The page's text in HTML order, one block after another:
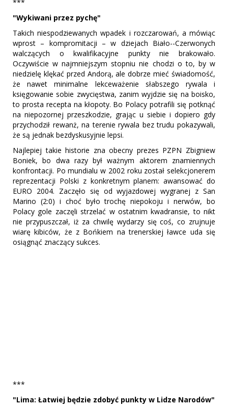
***
"Wykiwani przez pychę"
Takich niespodziewanych wpadek i rozczarowań, a mówiąc
wprost – kompromitacji – w dziejach Biało--Czerwonych
walczących o kwalifikacyjne punkty nie brakowało.
Oczywiście w najmniejszym stopniu nie chodzi o to, by w
niedzielę klękać przed Andorą, ale dobrze mieć świadomość,
że nawet minimalne lekceważenie słabszego rywala i
księgowanie sobie zwycięstwa, zanim wyjdzie się na boisko,
to prosta recepta na kłopoty. Bo Polacy potrafili się potknąć
na niepozornej przeszkodzie, grając u siebie i dopiero gdy
przychodził rewanż, na terenie rywala bez trudu pokazywali,
że są jednak bezdyskusyjnie lepsi.
Najlepiej takie historie zna obecny prezes PZPN Zbigniew
Boniek, bo dwa razy był ważnym aktorem znamiennych
konfrontacji. Po mundialu w 2002 roku został selekcjonerem
reprezentacji Polski z konkretnym planem: awansować do
EURO 2004. Zaczęło się od wyjazdowej wygranej z San
Marino (2:0) i choć było trochę niepokoju i nerwów, bo
Polacy gole zaczęli strzelać w ostatnim kwadransie, to nikt
nie przypuszczał, iż za chwilę wydarzy się coś, co zrujnuje
wiarę kibiców, że z Bońkiem na trenerskiej ławce uda się
osiągnąć znaczący sukces.
***
"Lima: Łatwiej będzie zdobyć punkty w Lidze Narodów"